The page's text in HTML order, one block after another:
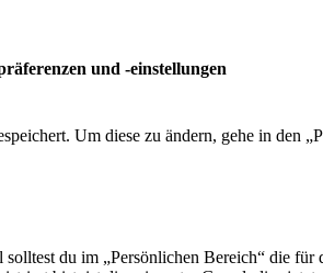
und -einstellungen
Um diese zu ändern, gehe in den
du im „Persönlichen Bereich“ die